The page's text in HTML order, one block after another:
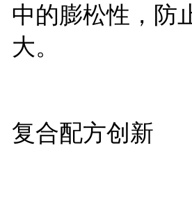
中的膨松性，防
大。
复合配方创新